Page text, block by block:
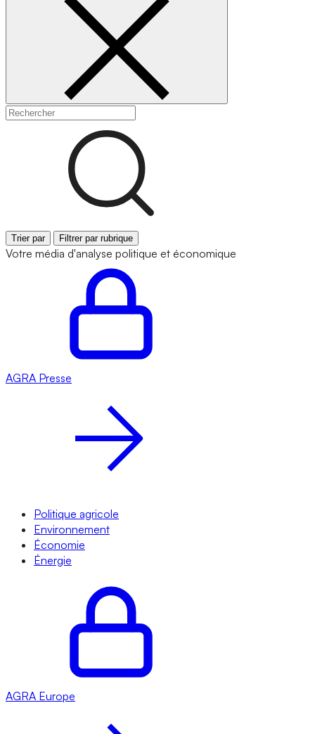
Trier par Filtrer par rubrique
Votre média d'analyse politique et économique
AGRA Presse
Politique agricole
Environnement
Économie
Énergie
AGRA Europe